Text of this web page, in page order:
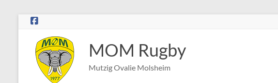
Aller
contenu
MOM Rugby
Mutzig Ovalie Molsheim